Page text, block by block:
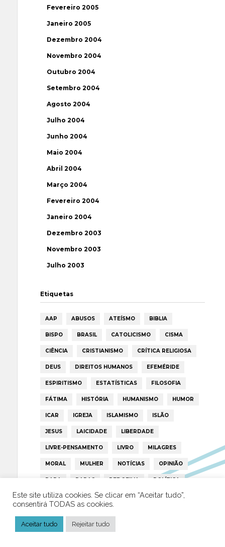
Fevereiro 2005
Janeiro 2005
Dezembro 2004
Novembro 2004
Outubro 2004
Setembro 2004
Agosto 2004
Julho 2004
Junho 2004
Maio 2004
Abril 2004
Março 2004
Fevereiro 2004
Janeiro 2004
Dezembro 2003
Novembro 2003
Julho 2003
Etiquetas
AAP ABUSOS ATEÍSMO BIBLIA
BISPO BRASIL CATOLICISMO CISMA
CIÊNCIA CRISTIANISMO CRÍTICA RELIGIOSA
DEUS DIREITOS HUMANOS EFEMÉRIDE
ESPIRITISMO ESTATÍSTICAS FILOSOFIA
FÁTIMA HISTÓRIA HUMANISMO HUMOR
ICAR IGREJA ISLAMISMO ISLÃO
JESUS LAICIDADE LIBERDADE
LIVRE-PENSAMENTO LIVRO MILAGRES
MORAL MULHER NOTÍCIAS OPINIÃO
PAPA PAPAS PEDOFILIA POLÍTICA
PORTUGAL RELIGIÃO RELIGIÕES RTP
Este site utiliza cookies. Se clicar em “Aceitar tudo”,
consentirá TODAS as cookies.
Aceitar tudo Rejeitar tudo